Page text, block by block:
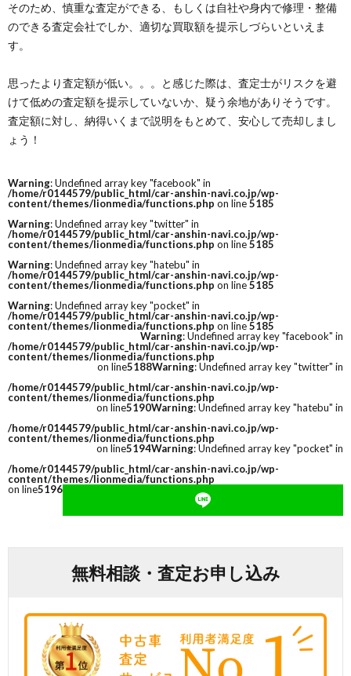
そのため、慎重な査定ができる、もしくは自社や身内で修理・整備
のできる査定会社でしか、適切な買取額を提示しづらいといえま
す。
思ったより査定額が低い。。。と感じた際は、査定士がリスクを避
けて低めの査定額を提示していないか、疑う余地がありそうです。
査定額に対し、納得いくまで説明をもとめて、安心して売却しまし
ょう！
Warning: Undefined array key "facebook" in
/home/r0144579/public_html/car-anshin-navi.co.jp/wp-
content/themes/lionmedia/functions.php on line5185
Warning: Undefined array key "twitter" in
/home/r0144579/public_html/car-anshin-navi.co.jp/wp-
content/themes/lionmedia/functions.php on line5185
Warning: Undefined array key "hatebu" in
/home/r0144579/public_html/car-anshin-navi.co.jp/wp-
content/themes/lionmedia/functions.php on line5185
Warning: Undefined array key "pocket" in
/home/r0144579/public_html/car-anshin-navi.co.jp/wp-
content/themes/lionmedia/functions.php on line5185
Warning: Undefined array key "facebook" in
/home/r0144579/public_html/car-anshin-navi.co.jp/wp-
content/themes/lionmedia/functions.php
on line5188Warning: Undefined array key "twitter" in
/home/r0144579/public_html/car-anshin-navi.co.jp/wp-
content/themes/lionmedia/functions.php
on line5190Warning: Undefined array key "hatebu" in
/home/r0144579/public_html/car-anshin-navi.co.jp/wp-
content/themes/lionmedia/functions.php
on line5194Warning: Undefined array key "pocket" in
/home/r0144579/public_html/car-anshin-navi.co.jp/wp-
content/themes/lionmedia/functions.php
on line5196
無料相談・査定お申し込み